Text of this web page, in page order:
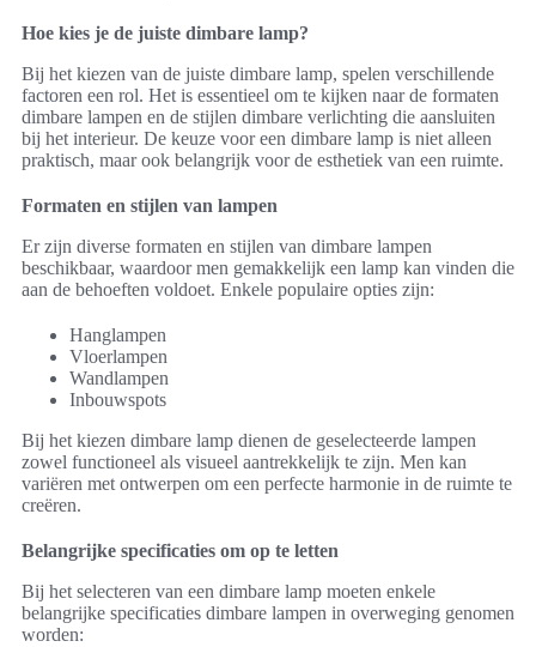
Hoe kies je de juiste dimbare lamp?
Bij het kiezen van de juiste dimbare lamp, spelen verschillende
factoren een rol. Het is essentieel om te kijken naar de formaten
dimbare lampen en de stijlen dimbare verlichting die aansluiten
bij het interieur. De keuze voor een dimbare lamp is niet alleen
praktisch, maar ook belangrijk voor de esthetiek van een ruimte.
Formaten en stijlen van lampen
Er zijn diverse formaten en stijlen van dimbare lampen
beschikbaar, waardoor men gemakkelijk een lamp kan vinden die
aan de behoeften voldoet. Enkele populaire opties zijn:
Hanglampen
Vloerlampen
Wandlampen
Inbouwspots
Bij het kiezen dimbare lamp dienen de geselecteerde lampen
zowel functioneel als visueel aantrekkelijk te zijn. Men kan
variëren met ontwerpen om een perfecte harmonie in de ruimte te
creëren.
Belangrijke specificaties om op te letten
Bij het selecteren van een dimbare lamp moeten enkele
belangrijke specificaties dimbare lampen in overweging genomen
worden: